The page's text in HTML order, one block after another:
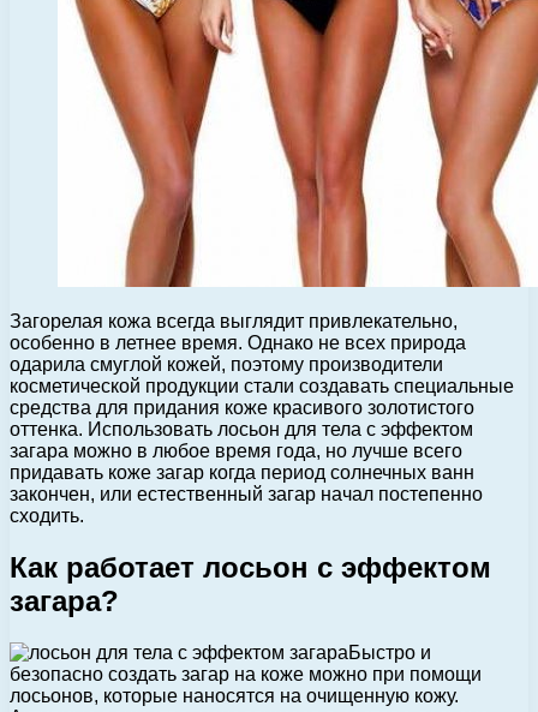
Загорелая кожа всегда выглядит привлекательно,
особенно в летнее время. Однако не всех природа
одарила смуглой кожей, поэтому производители
косметической продукции стали создавать специальные
средства для придания коже красивого золотистого
оттенка. Использовать лосьон для тела с эффектом
загара можно в любое время года, но лучше всего
придавать коже загар когда период солнечных ванн
закончен, или естественный загар начал постепенно
сходить.
Как работает лосьон с эффектом
загара?
Быстро и
безопасно создать загар на коже можно при помощи
лосьонов, которые наносятся на очищенную кожу.